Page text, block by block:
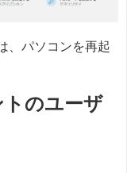
、パソコンを再起
のユーザ